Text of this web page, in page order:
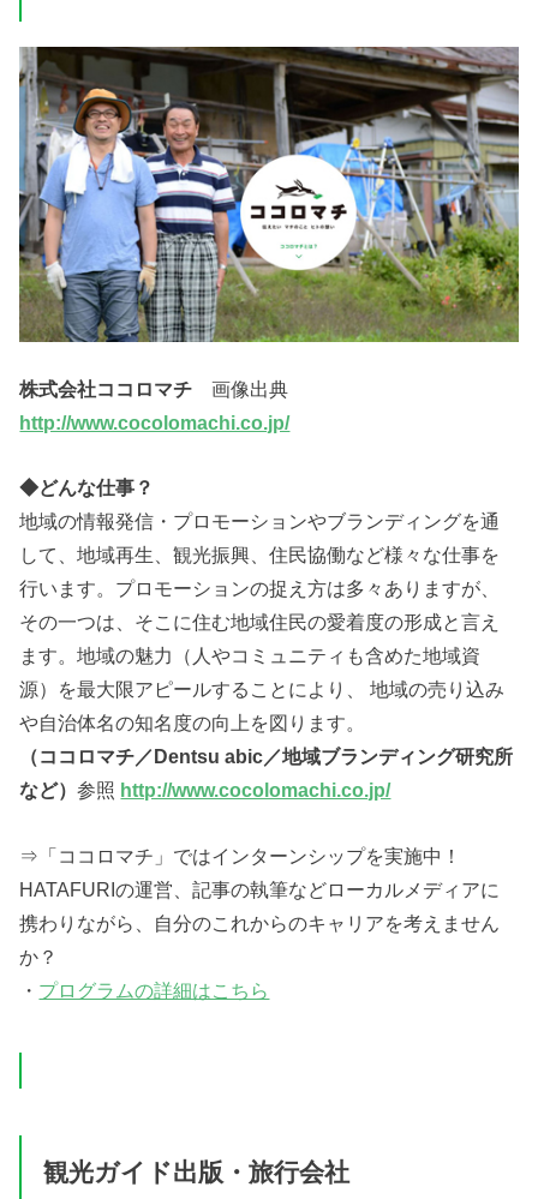
株式会社ココロマチ 画像出典
http://www.cocolomachi.co.jp/
◆どんな仕事？
地域の情報発信・プロモーションやブランディングを通
して、地域再生、観光振興、住民協働など様々な仕事を
行います。プロモーションの捉え方は多々ありますが、
その一つは、そこに住む地域住民の愛着度の形成と言え
ます。地域の魅力（人やコミュニティも含めた地域資
源）を最大限アピールすることにより、 地域の売り込み
や自治体名の知名度の向上を図ります。
（ココロマチ／Dentsu abic／地域ブランディング研究所
など）参照 http://www.cocolomachi.co.jp/
⇒「ココロマチ」ではインターンシップを実施中！
HATAFURIの運営、記事の執筆などローカルメディアに
携わりながら、自分のこれからのキャリアを考えません
か？
・ プログラムの詳細はこちら
観光ガイド出版・旅行会社